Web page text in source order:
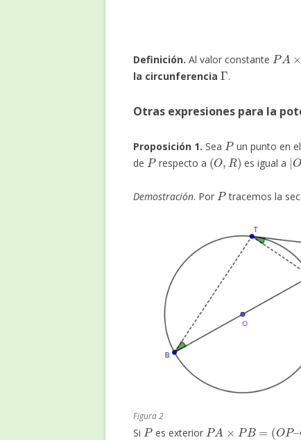
Definición. Al valor constante
PA ×
la circunferencia
Γ
.
Otras expresiones para la
Proposición 1. Sea
P
un punto en
de
P
respecto a
(O R)
es igual a
|
R2
Demostración. Por
P
tracemos la
Figura 2
Si
P
es exterior
PA× B=(O –OA)